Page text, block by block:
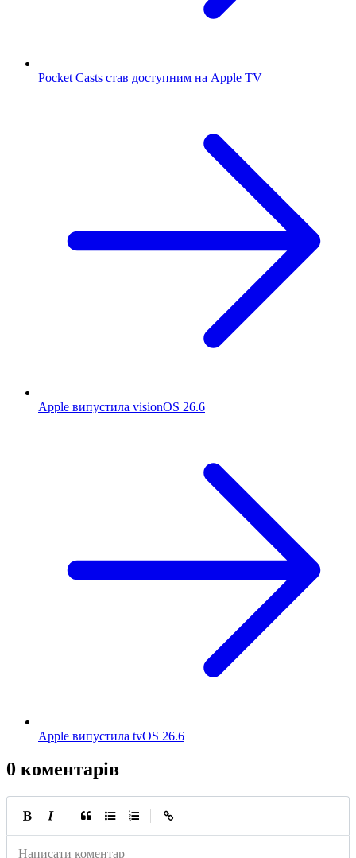
Pocket Casts став доступним на Apple TV
Apple випустила visionOS 26.6
Apple випустила tvOS 26.6
0 коментарів
Написати коментар